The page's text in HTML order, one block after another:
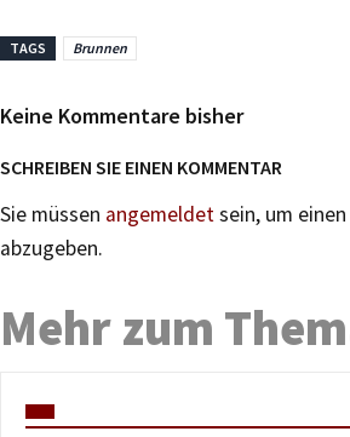
TAGS Brunnen
Keine Kommentare bisher
SCHREIBEN SIE EINEN KOMMENTAR
Sie müssen angemeldetsein, um
abzugeben.
Mehr zum